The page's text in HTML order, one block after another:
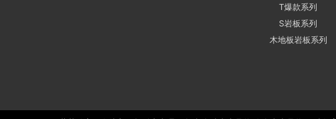
T爆款系列
S岩板系列
木地板岩板系列